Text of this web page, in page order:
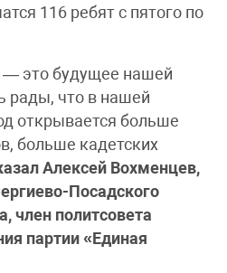
116 ребят с пятого по
— это будущее нашей
рады, что в нашей
открывается больше
больше кадетских
Алексей Вохменцев,
Посадского
член политсовета
партии «Единая